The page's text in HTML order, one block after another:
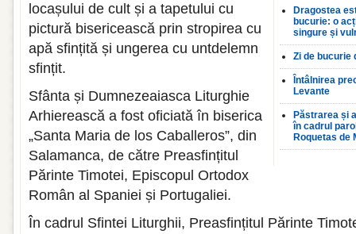
Dragostea
bucurie: o
singure și
Zi de bucurie
Întâlnirea
Levante
Păstrarea și
în cadrul
Roquetas de
locașului de cult și a tapetului cu
pictură bisericească prin stropirea cu
apă sfințită și ungerea cu untdelemn
sfințit.
Sfânta și Dumnezeaiasca Liturghie
Arhierească a fost oficiată în biserica
„Santa Maria de los Caballeros”, din
Salamanca, de către Preasfințitul
Părinte Timotei, Episcopul Ortodox
Român al Spaniei și Portugaliei.
În cadrul Sfintei Liturghii, Preasfințitul Părinte